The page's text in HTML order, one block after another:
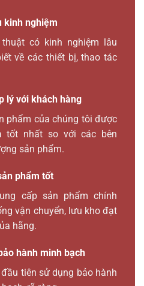
kinh nghiệm
có kinh nghiệm lâu
về các thiết bị, thao tác
lý với khách hàng
phẩm của chúng tôi được
tốt nhất so với các bên
sản phẩm.
phẩm tốt
cấp sản phẩm chính
vận chuyển, lưu kho đạt
hãng.
hành minh bạch
tiên sử dụng bảo hành